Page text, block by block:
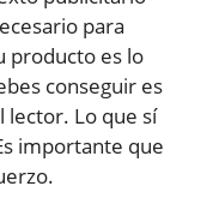
para
producto es lo
conseguir es
lector. Lo que sí
importante que